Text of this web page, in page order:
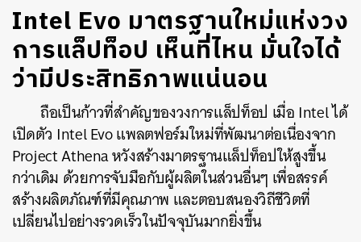
Intel Evo มาตรฐานใหม่แห่งวง
การแล็ปท็อป เห็นที่ไหน มั่นใจได้
ว่ามีประสิทธิภาพแน่นอน
ถือเป็นก้าวที่สำคัญของวงการแล็ปท็อป เมื่อ Intel ได้
เปิดตัว Intel Evo แพลตฟอร์มใหม่ที่พัฒนาต่อเนื่องจาก
Project Athena หวังสร้างมาตรฐานแล็ปท็อปให้สูงขึ้น
กว่าเดิม ด้วยการจับมือกับผู้ผลิตในส่วนอื่นๆ เพื่อสรรค์
สร้างผลิตภัณฑ์ที่มีคุณภาพ และตอบสนองวิถีชีวิตที่
เปลี่ยนไปอย่างรวดเร็วในปัจจุบันมากยิ่งขึ้น